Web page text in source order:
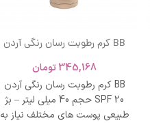
BB کرم رطوبت رسان رنگی آردن
طبیعی
345,168تومان
BB کرم رطوبت رسان رنگی آردن
SPF 20 حجم 40 میلی لیتر – بژ
طبیعی پوست های مختلف نیاز به